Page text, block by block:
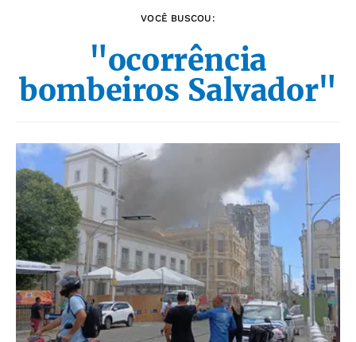
VOCÊ BUSCOU:
"ocorrência
bombeiros Salvador"